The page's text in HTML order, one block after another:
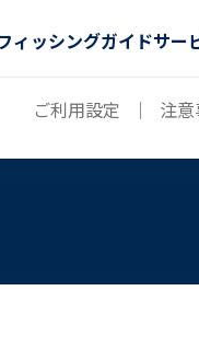
ィッシングガイドサ
ご利用設定 ｜ 注